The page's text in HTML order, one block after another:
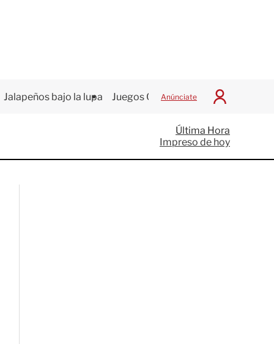
Jalapeños bajo la lupa Juegos Centroamericanos
Anúnciate
I
c
i
a
Última Hora
Impreso de hoy